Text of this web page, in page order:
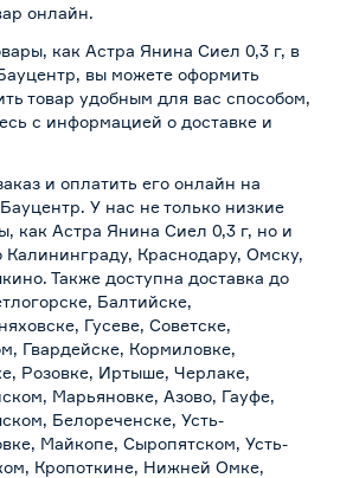
онлайн.
как Астра Янина Сиел 0,3 г, в
вы можете оформить
товар удобным для вас способом,
с информацией о доставке и
и оплатить его онлайн на
У нас не только низкие
как Астра Янина Сиел 0,3 г, но и
Калининграду, Краснодару, Омску,
Также доступна доставка до
Балтийске,
Гусеве, Советске,
Гвардейске, Кормиловке,
Розовке, Иртыше, Черлаке,
Марьяновке, Азово, Гауфе,
Белореченске, Усть-
Майкопе, Сыропятском, Усть-
Кропоткине, Нижней Омке,